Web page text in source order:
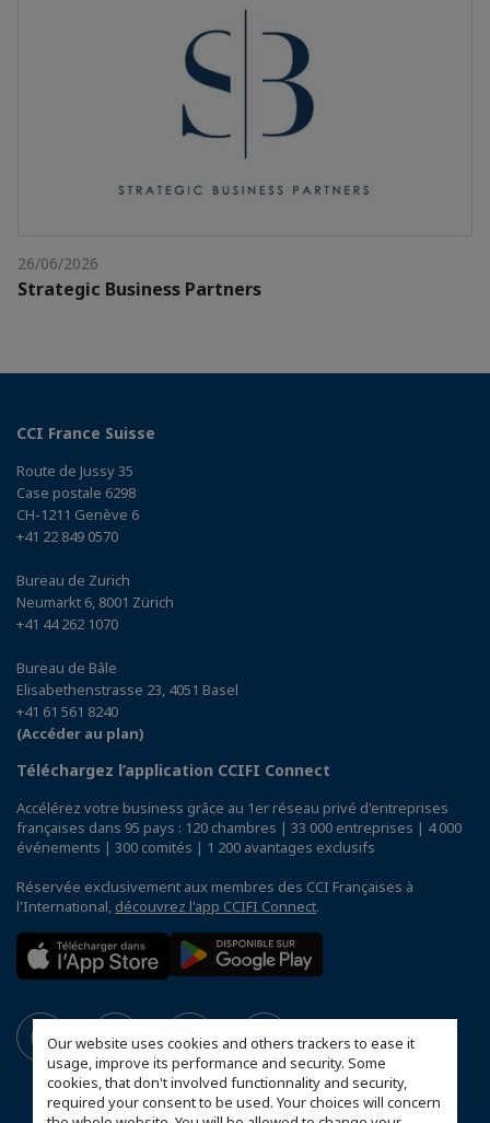
Our website uses cookies and others trackers to ease it
usage, improve its performance and security. Some
cookies, that don't involved functionnality and security,
required your consent to be used. Your choices will concern
26/06/2026
Strategic Business Partners
CCI France Suisse
Route de Jussy 35
Case postale 6298
CH-1211 Genève 6
+41 22 849 0570
Bureau de Zurich
Neumarkt 6, 8001 Zürich
+41 44 262 1070
Bureau de Bâle
Elisabethenstrasse 23, 4051 Basel
+41 61 561 8240
(Accéder au plan)
Téléchargez l’application CCIFI Connect
Accélérez votre business grâce au 1er réseau privé d'entreprises
françaises dans 95 pays : 120 chambres | 33 000 entreprises | 4 000
événements | 300 comités | 1 200 avantages exclusifs
Réservée exclusivement aux membres des CCI Françaises à
l'International, découvrez l'app CCIFI Connect.